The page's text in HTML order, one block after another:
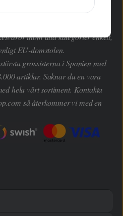
inom alla kategorier enkelt,
EU-domstolen.
grossisterna i Spanien med
artiklar. Saknar du en vara
hela vårt sortiment. Kontakta
så återkommer vi med en